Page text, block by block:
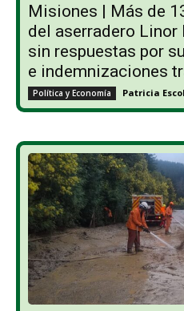
Misiones | Más de
del aserradero
sin respuestas por
e indemnizaciones
Política y Economía Patricia